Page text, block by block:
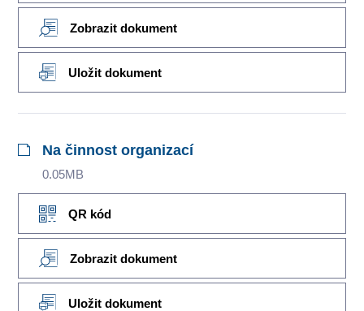
Zobrazit dokument
Uložit dokument
Na činnost organizací
0.05MB
QR kód
Zobrazit dokument
Uložit dokument